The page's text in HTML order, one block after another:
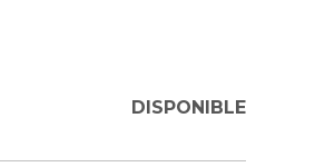
DISPONIBLE